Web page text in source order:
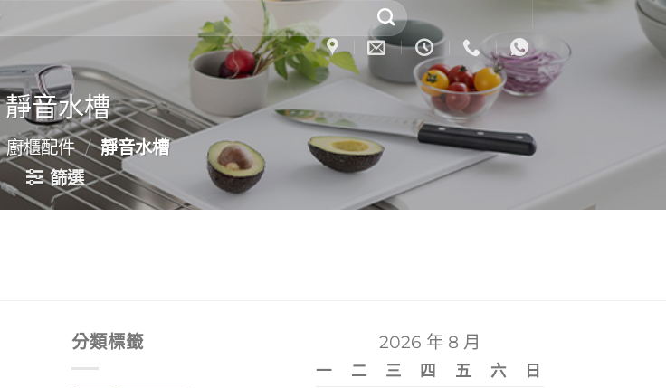
靜音水槽
廚櫃配件 / 靜音水槽
篩選
分類標籤 2026 年 8 月
一 二 三 四 五 六
日